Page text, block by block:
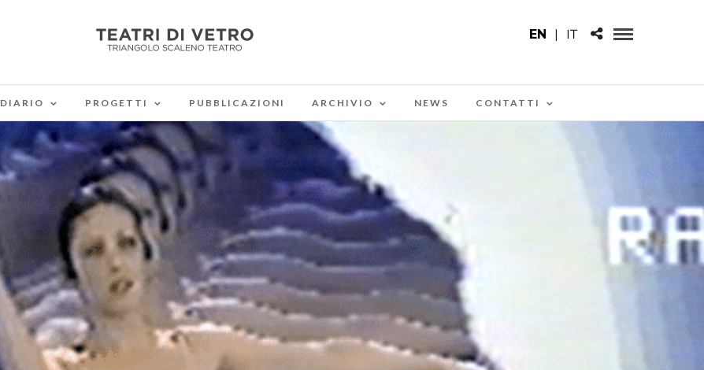
EN | IT
DIARIO PROGETTI PUBBLICAZIONI ARCHIVIO NEWS CONTATTI